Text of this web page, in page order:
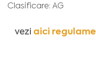
Clasificare: AG
vezi aici